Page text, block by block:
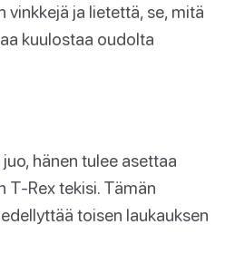
vinkkejä ja lietettä, se, mitä
kuulostaa oudolta
hänen tulee asettaa
T-Rex tekisi. Tämän
toisen laukauksen